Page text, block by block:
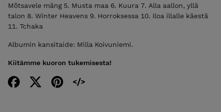
Mõtsavele mäng ⁠5. Musta maa 6. Kuura 7. Alla aallon, yllä
talon 8. Winter Heavens 9. ⁠Horroksessa 10. Iloa illalle käestä
11. Tchaka
Albumin kansitaide: Milla Koivuniemi.
Kiitämme kuoron tukemisesta!